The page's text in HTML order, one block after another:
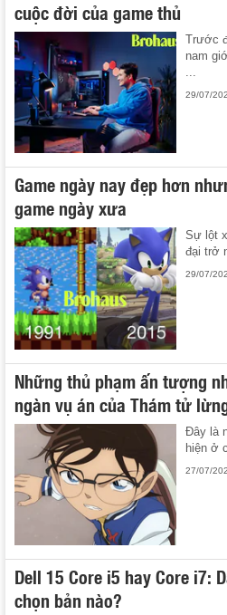
cuộc đời của game thủ
Trước
nam
...
29/07/
Game ngày nay đẹp hơn
game ngày xưa
Sự lột
đại trở
29/07/
Những thủ phạm ấn tượng
ngàn vụ án của Thám tử
Đây là
hiện ở
27/07/
Dell 15 Core i5 hay Core i7:
chọn bản nào?